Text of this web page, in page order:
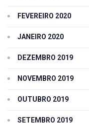
FEVEREIRO 2020
JANEIRO 2020
DEZEMBRO 2019
NOVEMBRO 2019
OUTUBRO 2019
SETEMBRO 2019